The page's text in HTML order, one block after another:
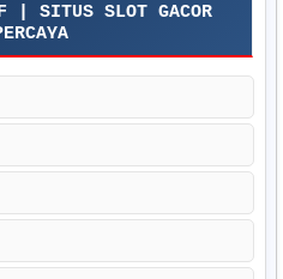
| SITUS SLOT GACOR